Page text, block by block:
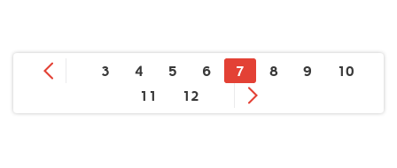
3 4 5 6 7 8 9
10
11
12